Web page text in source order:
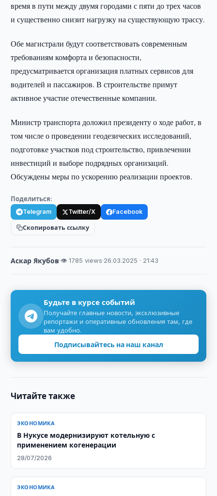
время в пути между двумя городами с пяти до трех часов
и существенно снизит нагрузку на существующую трассу.
Обе магистрали будут соответствовать современным
требованиям комфорта и безопасности,
предусматривается организация платных сервисов для
водителей и пассажиров. В строительстве примут
активное участие отечественные компании.
Министр транспорта доложил президенту о ходе работ, в
том числе о проведении геодезических исследований,
подготовке участков под строительство, привлечении
инвестиций и выборе подрядных организаций.
Обсуждены меры по ускорению реализации проектов.
Поделиться:
Telegram Twitter/X Facebook
Скопировать ссылку
Аскар Якубов·👁 1785 views·26.03.2025 · 21:43
Будьте в курсе событий
Получайте главные новости, эксклюзивные
репортажи и оперативные обновления там, где
вам удобно.
Подписывайтесь на наш канал
Читайте также
ЭКОНОМИКА
В Нукусе модернизируют котельную с
применением когенерации
28/07/2026
ЭКОНОМИКА